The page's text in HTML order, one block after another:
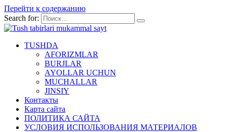
Перейти к содержанию
Search for:
TUSHDA
AFORIZMLAR
BURJLAR
AYOLLAR UCHUN
MUCHALLAR
JINSIY
Контакты
Карта сайта
ПОЛИТИКА САЙТА
УСЛОВИЯ ИСПОЛЬЗОВАНИЯ МАТЕРИАЛОВ